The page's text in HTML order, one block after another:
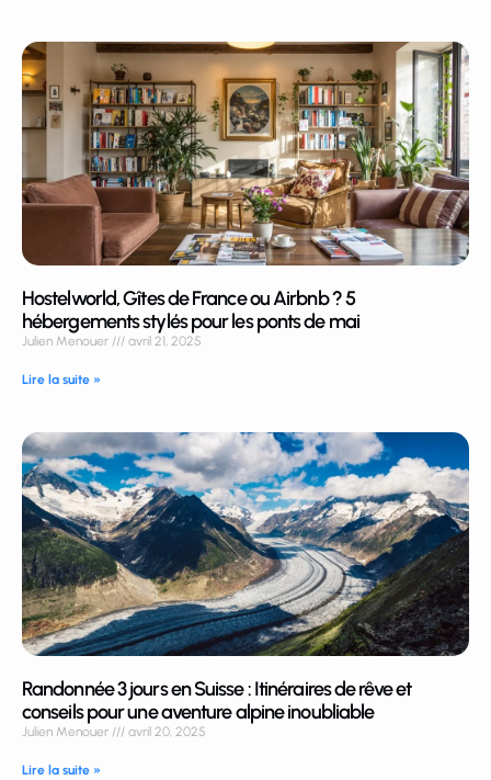
Hostelworld, Gîtes de France ou Airbnb ? 5
hébergements stylés pour les ponts de mai
Julien Menouer avril 21, 2025
Lire la suite »
Randonnée 3 jours en Suisse : Itinéraires de rêve et
conseils pour une aventure alpine inoubliable
Julien Menouer avril 20, 2025
Lire la suite »